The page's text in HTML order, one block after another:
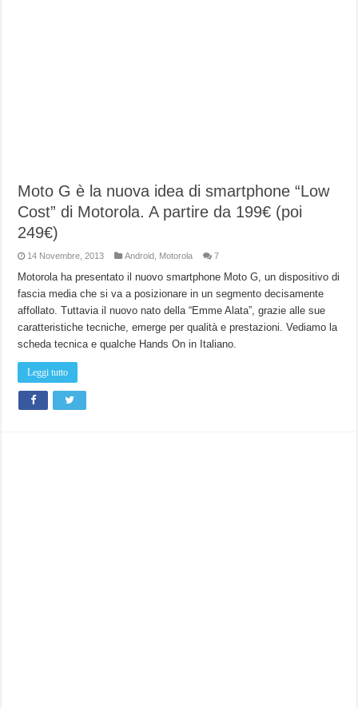
Moto G è la nuova idea di smartphone “Low
Cost” di Motorola. A partire da 199€ (poi
249€)
14 Novembre, 2013 Android Motorola 7
Motorola ha presentato il nuovo smartphone Moto G, un dispositivo di
fascia media che si va a posizionare in un segmento decisamente
affollato. Tuttavia il nuovo nato della “Emme Alata”, grazie alle sue
caratteristiche tecniche, emerge per qualità e prestazioni. Vediamo la
scheda tecnica e qualche Hands On in Italiano.
Leggi tutto